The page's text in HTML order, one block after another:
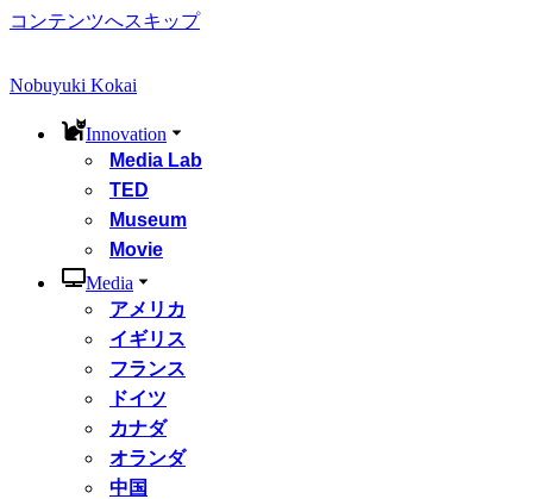
コンテンツへスキップ
Nobuyuki Kokai
Innovation
Media Lab
TED
Museum
Movie
Media
アメリカ
イギリス
フランス
ドイツ
カナダ
オランダ
中国